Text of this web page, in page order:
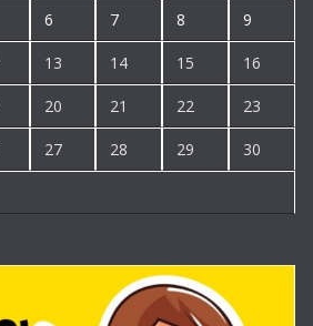
6 7 8 9
13 14 15 16
20 21 22 23
27 28 29 30